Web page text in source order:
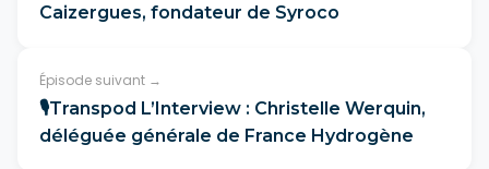
Caizergues, fondateur de Syroco
Épisode suivant →
🎙Transpod L’Interview : Christelle Werquin,
déléguée générale de France Hydrogène